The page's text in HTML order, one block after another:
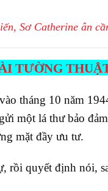
Sơ Catherine ân
TƯỜNG
tháng 10 năm
một lá thư bảo
mặt đầy ưu tư.
rồi quyết định nói,